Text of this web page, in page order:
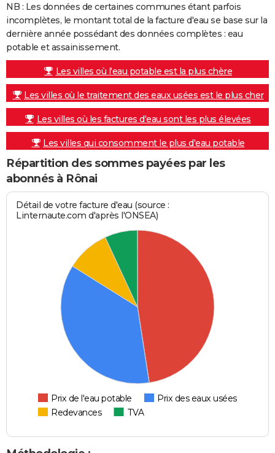
NB : Les données de certaines communes étant parfois
incomplètes, le montant total de la facture d'eau se base sur la
dernière année possédant des données complètes : eau
potable et assainissement.
Les villes où l'eau potable est la plus chère
Les villes où le traitement des eaux usées est le plus cher
Les villes où les factures d'eau sont les plus élevées
Les villes qui consomment le plus d'eau potable
Répartition des sommes payées par les
abonnés à Rônai
Détail de votre facture d'eau (source :
Linternaute.com d'après l'ONSEA)
Prix de l'eau potable
Prix des eaux usées
Redevances
TVA